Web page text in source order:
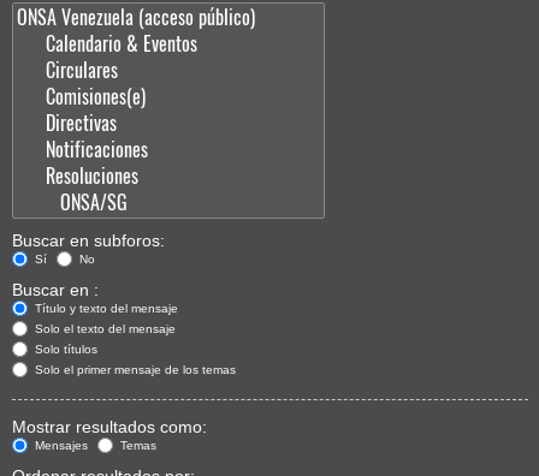
Buscar en subforos:
Sí No
Buscar en :
Título y texto del mensaje
Solo el texto del mensaje
Solo títulos
Solo el primer mensaje de los temas
Mostrar resultados como:
Mensajes Temas